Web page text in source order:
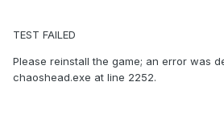
TEST FAILED
Please reinstall the game; an error was
chaoshead.exe at line 2252.